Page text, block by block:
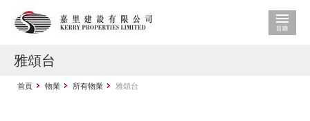
雅頌台
首頁 物業 所有物業 雅頌台